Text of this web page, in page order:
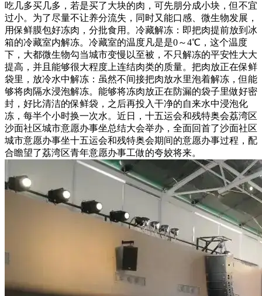
吃几多买几多，若是买了大块的肉，可先朋分成小块，但不宜
过小。为了尽量不让养分流失，同时又能口感、微生物发展，
用保鲜膜包好冻肉，分批食用。冷藏解冻：即把肉提前放到冰
箱的冷藏室内解冻。冷藏室的温度凡是是0～4℃，这个温度
下，大都微生物勾当城市变慢以至被，不只解冻的平安性大大
提高，并且能够很大程度上连结肉类的质量。把肉放正在保鲜
袋里，放冷水中解冻：虽然不间接把肉放水里泡着解冻，但能
够将肉隔水浸泡解冻。能够将冻肉放正在防漏的袋子里做好密
封，好比清洁的保鲜袋，之后再投入干净的自来水中浸泡化
冻，每半个小时换一次水。近日，十五运会和残特奥会荔湾区
沙面社区城市意愿办事坐总结大会举办，全面回首了沙面社区
城市意愿办事坐十五运会和残特奥会期间的意愿办事过程，配
合瞻望了荔湾区青年意愿办事工做的夸姣将来。